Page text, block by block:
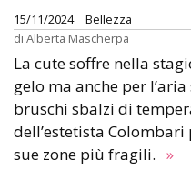
15/11/2024
Bellezza
di Alberta Mascherpa
La cute soffre nella
gelo ma anche per
bruschi sbalzi di
dell’estetista
sue zone più fragili. »